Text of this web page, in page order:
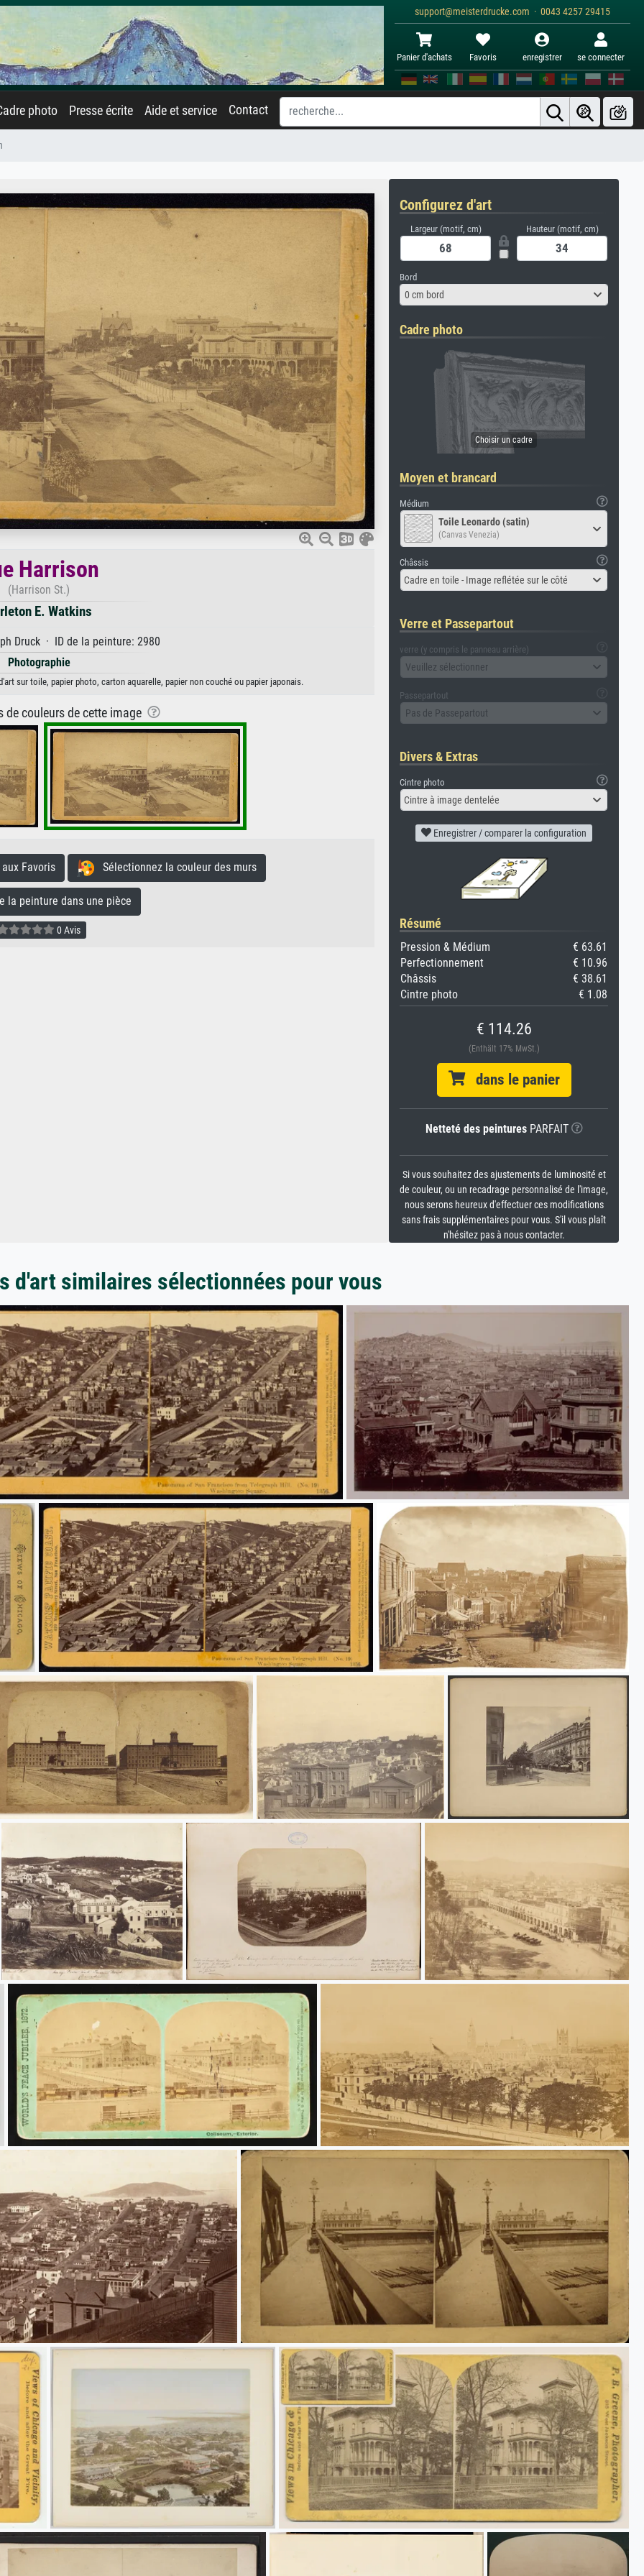
support@meisterdrucke.com · 0043 4257 29415
Panier d'achats Favoris enregistrer se connecter
photo Presse écrite Aide et service Contact
Harrison
(Harrison St.)
E. Watkins
Druck · ID de la peinture: 2980
Photographie
sur toile, papier photo, carton aquarelle, papier non couché ou papier japonais.
de couleurs de cette image
Favoris Sélectionnez la couleur des murs
peinture dans une pièce
0 Avis
Configurez d'art
Largeur (motif, cm) Hauteur (motif, cm)
Bord
0 cm bord
Cadre photo
Moyen et brancard
Médium
Toile Leonardo (satin)
(Canvas Venezia)
Châssis
Cadre en toile - Image reflétée sur le côté
Verre et Passepartout
verre (y compris le panneau arrière)
Veuillez sélectionner
Passepartout
Pas de Passepartout
Divers & Extras
Cintre photo
Cintre à image dentelée
Enregistrer / comparer la configuration
Résumé
Pression & Médium
€ 63.61
Perfectionnement
€ 10.96
Châssis
€ 38.61
Cintre photo
€ 1.08
€ 114.26
(Enthält 17% MwSt.)
dans le panier
Netteté des peinturesPARFAIT
Si vous souhaitez des ajustements de luminosité et
de couleur, ou un recadrage personnalisé de l'image,
nous serons heureux d'effectuer ces modifications
sans frais supplémentaires pour vous. S'il vous plaît
n'hésitez pas à nous contacter.
d'art similaires sélectionnées pour vous